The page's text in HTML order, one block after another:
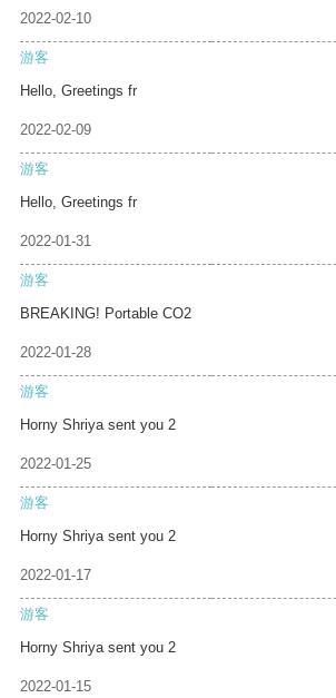
2022-02-10
游客
Hello, Greetings fr
2022-02-09
游客
Hello, Greetings fr
2022-01-31
游客
BREAKING! Portable CO2
2022-01-28
游客
Horny Shriya sent you 2
2022-01-25
游客
Horny Shriya sent you 2
2022-01-17
游客
Horny Shriya sent you 2
2022-01-15